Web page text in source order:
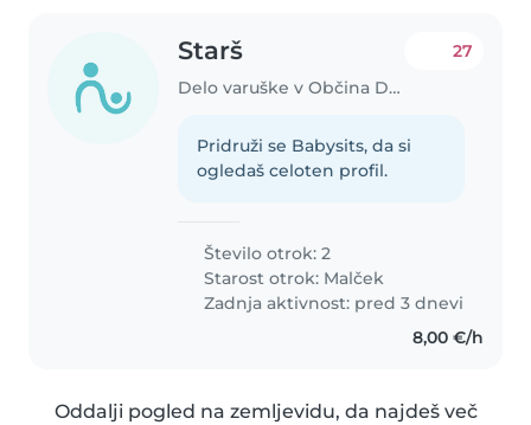
Starš
Delo varuške v Občina Domžale
27
Pridruži se Babysits, da si
ogledaš celoten profil.
Število otrok: 2
Starost otrok: Malček
Zadnja aktivnost: pred 3 dnevi
8,00 €/h
Oddalji pogled na zemljevidu, da najdeš več